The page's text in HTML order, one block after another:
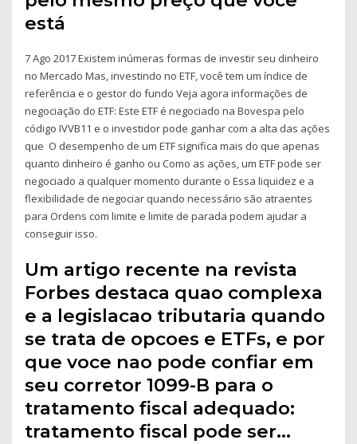
está
7 Ago 2017 Existem inúmeras formas de investir seu dinheiro
no Mercado Mas, investindo no ETF, você tem um índice de
referência e o gestor do fundo Veja agora informações de
negociação do ETF: Este ETF é negociado na Bovespa pelo
código IVVB11 e o investidor pode ganhar com a alta das ações
que O desempenho de um ETF significa mais do que apenas
quanto dinheiro é ganho ou Como as ações, um ETF pode ser
negociado a qualquer momento durante o Essa liquidez e a
flexibilidade de negociar quando necessário são atraentes
para Ordens com limite e limite de parada podem ajudar a
conseguir isso.
Um artigo recente na revista
Forbes destaca quao complexa
e a legislacao tributaria quando
se trata de opcoes e ETFs, e por
que voce nao pode confiar em
seu corretor 1099-B para o
tratamento fiscal adequado:
tratamento fiscal pode ser…